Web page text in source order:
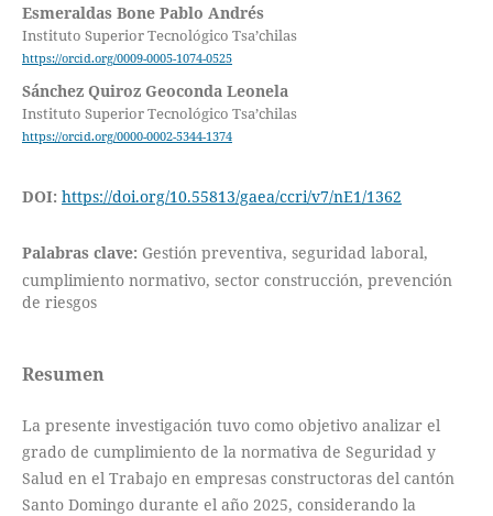
Esmeraldas Bone Pablo Andrés
Instituto Superior Tecnológico Tsa’chilas
https://orcid.org/0009-0005-1074-0525
Sánchez Quiroz Geoconda Leonela
Instituto Superior Tecnológico Tsa’chilas
https://orcid.org/0000-0002-5344-1374
DOI: https://doi.org/10.55813/gaea/ccri/v7/nE1/1362
Palabras clave: Gestión preventiva, seguridad laboral,
cumplimiento normativo, sector construcción, prevención
de riesgos
Resumen
La presente investigación tuvo como objetivo analizar el
grado de cumplimiento de la normativa de Seguridad y
Salud en el Trabajo en empresas constructoras del cantón
Santo Domingo durante el año 2025, considerando la